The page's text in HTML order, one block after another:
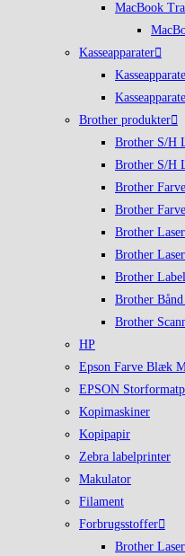
MacBook
Kasseapparater
Brother produkter
Brother S/H
Brother S/H
Brother
Brother
Brother
Brother
Brother
Brother
Brother
HP
Epson Farve Blæk
EPSON
Kopimaskiner
Kopipapir
Zebra labelprinter
Makulator
Filament
Forbrugsstoffer
Brother